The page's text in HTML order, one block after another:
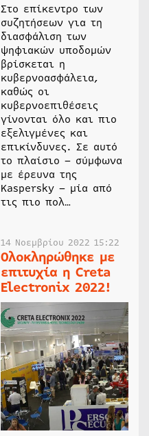
Στο επίκεντρο των
συζητήσεων για τη
διασφάλιση των
ψηφιακών υποδομών
βρίσκεται η
κυβερνοασφάλεια,
καθώς οι
κυβερνοεπιθέσεις
γίνονται όλο και πιο
εξελιγμένες και
επικίνδυνες. Σε αυτό
το πλαίσιο – σύμφωνα
με έρευνα της
Kaspersky – μία από
τις πιο πολ…
14 Νοεμβρίου 2022 15:22
Ολοκληρώθηκε με
επιτυχία η Creta
Electronix 2022!